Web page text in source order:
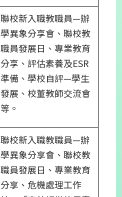
聯校新入職教職員—辦
學異象分享會、聯校教
職員發展日、專業教育
分享、評估素養及ESR
準備、學校自評—學生
發展、校董教師交流會
等。
聯校新入職教職員—辦
學異象分享會、聯校教
職員發展日、專業教育
分享、危機處理工作